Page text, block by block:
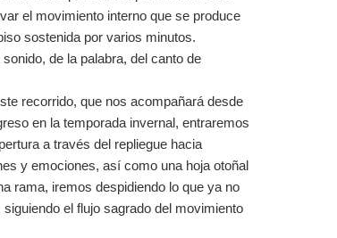
el movimiento interno que se produce
sostenida por varios minutos.
de la palabra, del canto de
recorrido, que nos acompañará desde
en la temporada invernal, entraremos
a través del repliegue hacia
y emociones, así como una hoja otoñal
rama, iremos despidiendo lo que ya no
el flujo sagrado del movimiento